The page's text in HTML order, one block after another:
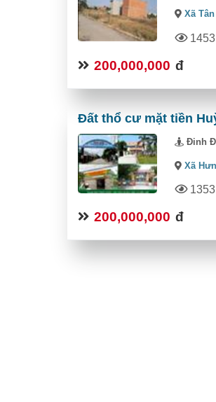
Xã
1453
200,000,000 đ
Đất thổ cư mặt tiền
Đinh
Xã
1353
200,000,000 đ